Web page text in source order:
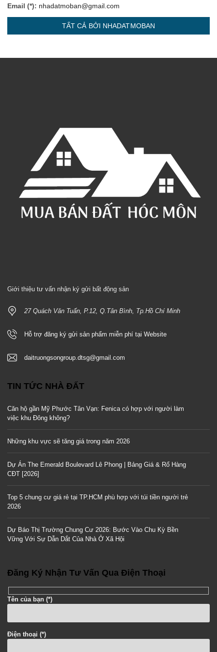
Email (*): nhadatmoban@gmail.com
TẤT CẢ BỞI NHADATMOBAN
Giới thiệu tư vấn nhận ký gửi bất động sản
27 Quách Văn Tuấn, P.12, Q.Tân Bình, Tp.Hồ Chí Minh
Hỗ trợ đăng ký gửi sản phẩm miễn phí tại Website
daitruongsongroup.dtsg@gmail.com
TIN TỨC NHÀ ĐẤT
Căn hộ gần Mỹ Phước Tân Vạn: Fenica có hợp với người làm
việc khu Đông không?
Những khu vực sẽ tăng giá trong năm 2026
Dự Án The Emerald Boulevard Lê Phong | Bảng Giá & Rổ Hàng
CĐT [2026]
Top 5 chung cư giá rẻ tại TP.HCM phù hợp với túi tiền người trẻ
2026
Dự Báo Thị Trường Chung Cư 2026: Bước Vào Chu Kỳ Bền
Vững Với Sự Dẫn Dắt Của Nhà Ở Xã Hội
Đăng Ký Nhận Tư Vấn Qua Điện Thoại
Tên của bạn (*)
Điện thoại (*)